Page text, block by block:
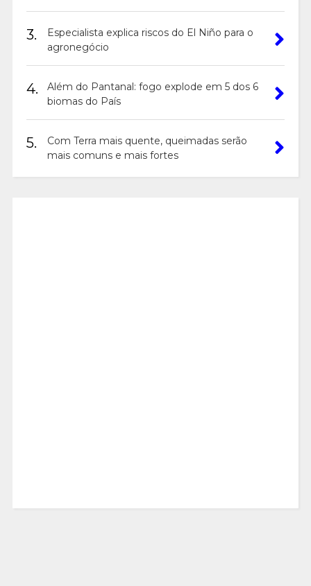
3.
Especialista explica riscos do El Niño para o
agronegócio
4.
Além do Pantanal: fogo explode em 5 dos 6
biomas do País
5.
Com Terra mais quente, queimadas serão
mais comuns e mais fortes